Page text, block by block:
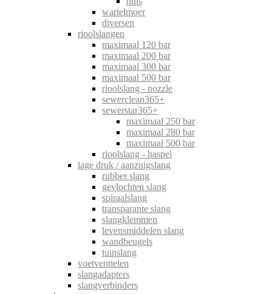
wartelmoer
diversen
rioolslangen
maximaal 120 bar
maximaal 200 bar
maximaal 300 bar
maximaal 500 bar
rioolslang - nozzle
sewerclean365+
sewerstar365+
maximaal 250 bar
maximaal 280 bar
maximaal 500 bar
rioolslang - haspel
lage druk / aanzuigslang
rubber slang
gevlochten slang
spiraalslang
transparante slang
slangklemmen
levensmiddelen slang
wandbeugels
tuinslang
voetventielen
slangadapters
slangverbinders